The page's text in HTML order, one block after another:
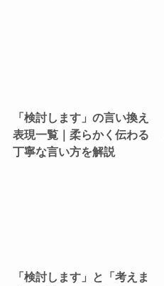
「検討します」の言い換え
表現一覧｜柔らかく伝わる
丁寧な言い方を解説
「検討します」と「考えま